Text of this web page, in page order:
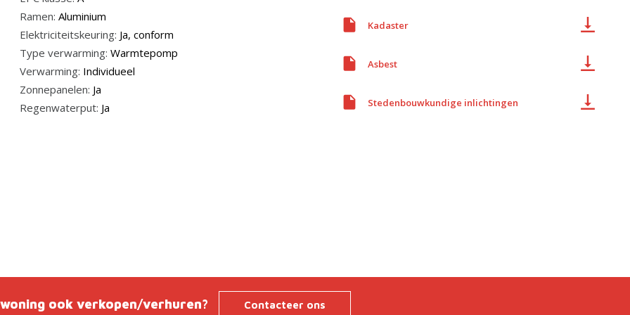
Ramen:Aluminium
Elektriciteitskeuring: Ja, conform
Type verwarming:Warmtepomp
Verwarming: Individueel
Zonnepanelen: Ja
Regenwaterput: Ja
Kadaster
Asbest
Stedenbouwkundige inlichtingen
ook verkopen/verhuren? Contacteer ons